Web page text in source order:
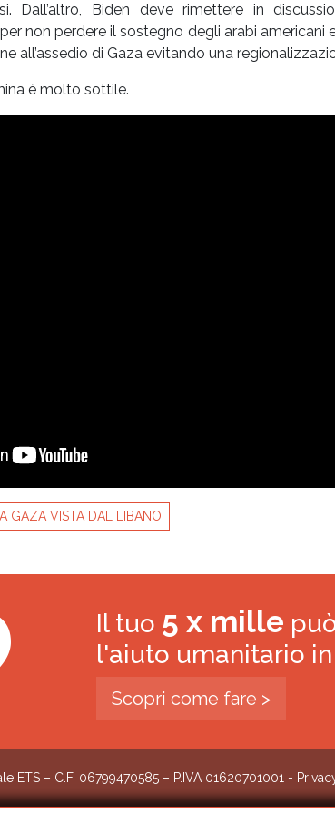
Dall’altro, Biden deve rimettere in
non perdere il sostegno degli arabi americani
all’assedio di Gaza evitando una
è molto sottile.
GAZA VISTA DAL LIBANO
Il tuo 5 x mille
l'aiuto umanitario in
Scopri come fare >
ETS – C.F. 06799470585 – P.IVA 01620701001 -